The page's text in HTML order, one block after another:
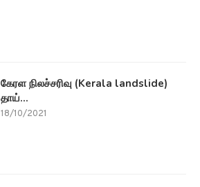
கேரள நிலச்சரிவு (Kerala landslide)
தாய்...
18/10/2021